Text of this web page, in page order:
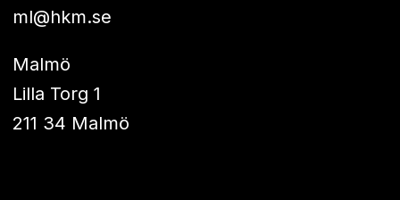
ml@hkm.se
Malmö
Lilla Torg 1
211 34 Malmö